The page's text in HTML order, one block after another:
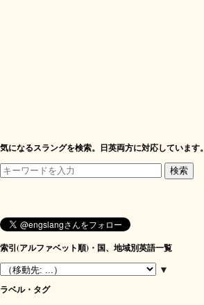
気になるスラングを検索。日英両方に対応しています。
索引(アルファベット順)・国、地域別英語一覧
▼
ラベル・タグ